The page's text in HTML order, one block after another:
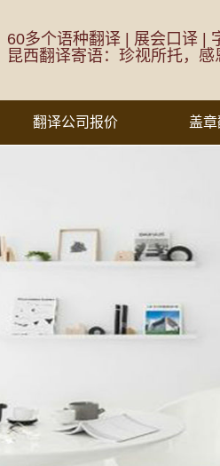
60多个语种翻译 | 展会口译 |
昆西翻译寄语：珍视所托，感
翻译公司报价 盖